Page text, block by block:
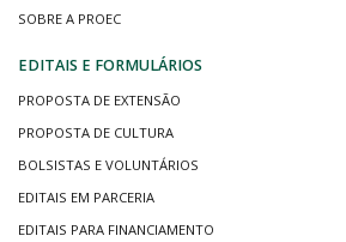
SOBRE A PROEC
EDITAIS E FORMULÁRIOS
PROPOSTA DE EXTENSÃO
PROPOSTA DE CULTURA
BOLSISTAS E VOLUNTÁRIOS
EDITAIS EM PARCERIA
EDITAIS PARA FINANCIAMENTO